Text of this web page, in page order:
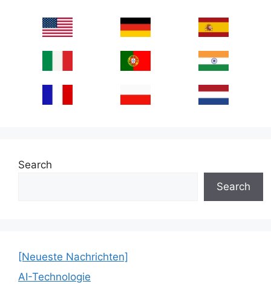
Search
Search
[Neueste Nachrichten]
AI-Technologie